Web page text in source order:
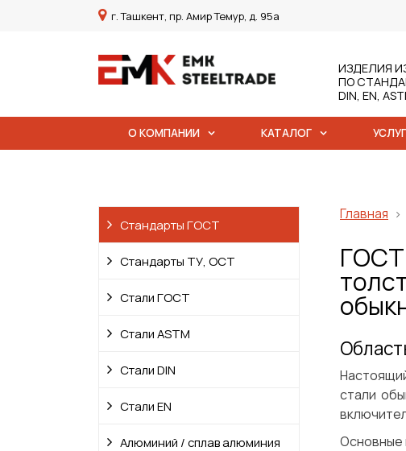
г. Ташкент, пр. Амир Темур, д. 95а
ИЗДЕЛИЯ
ПО
DIN, EN,
О КОМПАНИИ КАТАЛОГ
Стандарты ГОСТ
Стандарты ТУ, ОСТ
Стали ГОСТ
Стали ASTM
Стали DIN
Стали EN
Алюминий / сплав алюминия
Главная
ГОСТ
стали
Основные